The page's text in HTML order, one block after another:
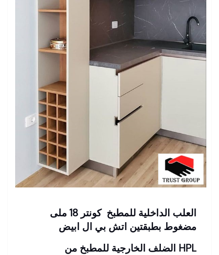
العلب الداخلية للمطبخ كونتر 18 ملى
مضغوط بطبقتين اتش بي ال ابيض
HPL الضلف الخارجية للمطبخ من